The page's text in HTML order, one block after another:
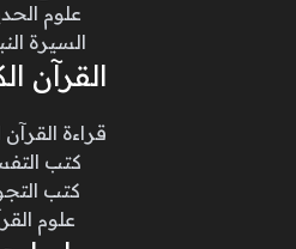
علوم
السيرة
القرآن
قراءة القرآن
كتب
كتب
علوم